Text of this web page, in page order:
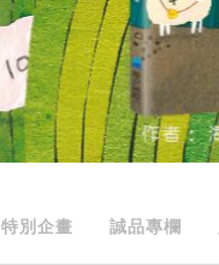
特別企畫 誠品專欄